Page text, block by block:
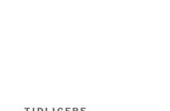
Innleggsnavigasjon